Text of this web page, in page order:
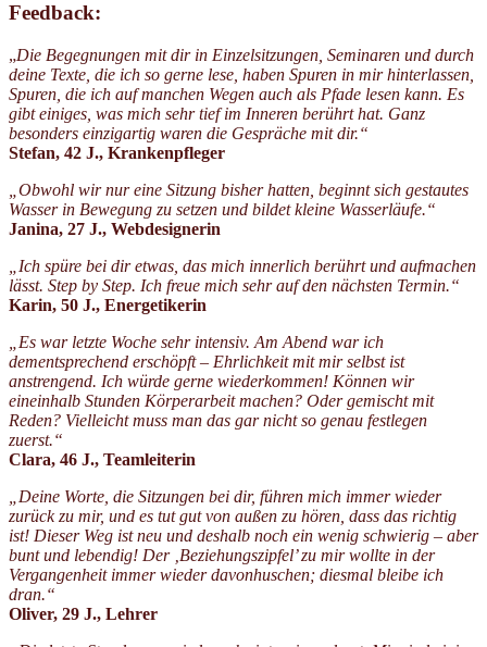
Feedback:
„Die Begegnungen mit dir in Einzelsitzungen, Seminaren und durch
deine Texte, die ich so gerne lese, haben Spuren in mir hinterlassen,
Spuren, die ich auf manchen Wegen auch als Pfade lesen kann. Es
gibt einiges, was mich sehr tief im Inneren berührt hat. Ganz
besonders einzigartig waren die Gespräche mit dir.“
Stefan, 42 J., Krankenpfleger
„Obwohl wir nur eine Sitzung bisher hatten, beginnt sich gestautes
Wasser in Bewegung zu setzen und bildet kleine Wasserläufe.“
Janina, 27 J., Webdesignerin
„Ich spüre bei dir etwas, das mich innerlich berührt und aufmachen
lässt. Step by Step. Ich freue mich sehr auf den nächsten Termin.“
Karin, 50 J., Energetikerin
„Es war letzte Woche sehr intensiv. Am Abend war ich
dementsprechend erschöpft – Ehrlichkeit mit mir selbst ist
anstrengend. Ich würde gerne wiederkommen! Können wir
eineinhalb Stunden Körperarbeit machen? Oder gemischt mit
Reden? Vielleicht muss man das gar nicht so genau festlegen
zuerst.“
Clara, 46 J., Teamleiterin
„Deine Worte, die Sitzungen bei dir, führen mich immer wieder
zurück zu mir, und es tut gut von außen zu hören, dass das richtig
ist! Dieser Weg ist neu und deshalb noch ein wenig schwierig – aber
bunt und lebendig! Der ‚Beziehungszipfel’ zu mir wollte in der
Vergangenheit immer wieder davonhuschen; diesmal bleibe ich
dran.“
Oliver, 29 J., Lehrer